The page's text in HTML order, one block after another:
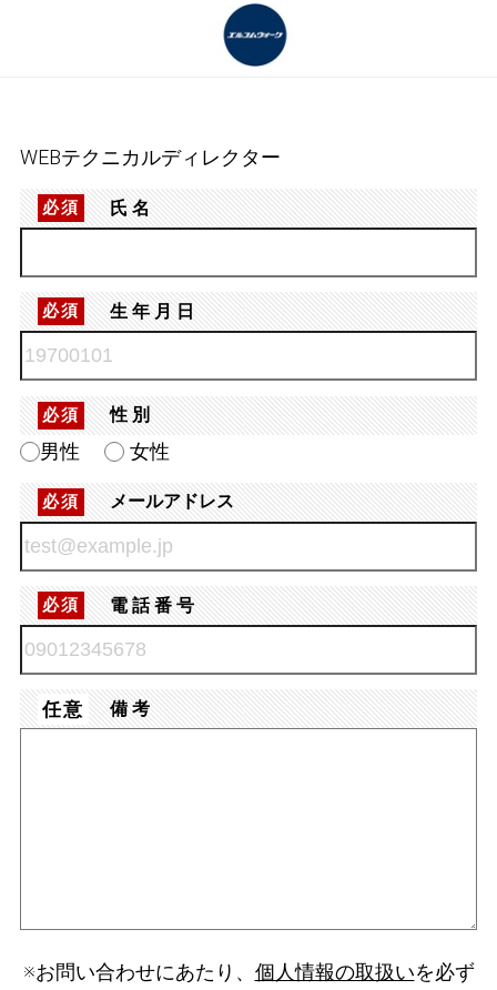
WEBテクニカルディレクター
必須 氏名
必須 生年月日
必須 性別
男性 女性
必須 メールアドレス
必須 電話番号
任意 備考
※お問い合わせにあたり、 個人情報の取扱いを必ず